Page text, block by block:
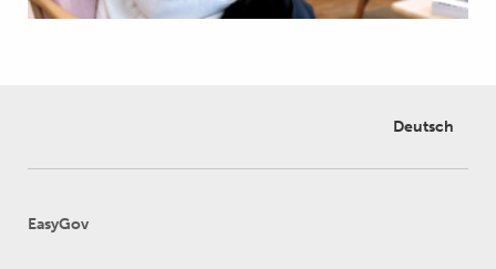
Deutsch
EasyGov